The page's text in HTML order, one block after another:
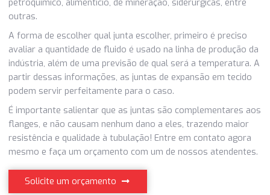
Além disso, as juntas de expansão em tecido podem ser
quadrada, retangular, sanfonada e tubular. A Siena
especializada na fabricação de juntas de expansão em
fornecendo o produto para diversas indústrias do setor
petroquímico, alimentício, de mineração, siderúrgicas,
outras.
A forma de escolher qual junta escolher, primeiro é
avaliar a quantidade de fluido é usado na linha de
indústria, além de uma previsão de qual será a
partir dessas informações, as juntas de expansão em
podem servir perfeitamente para o caso.